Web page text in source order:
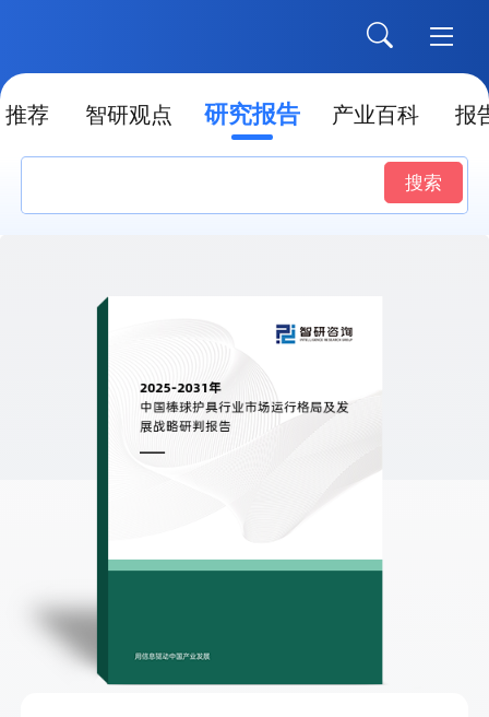
推荐 智研观点 研究报告 产业百科 报
搜索